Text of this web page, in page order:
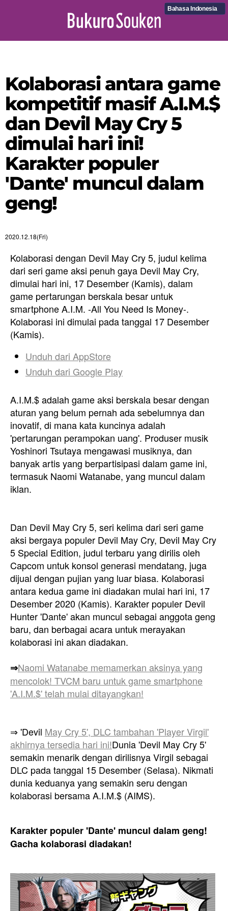
Bahasa Indonesia
Kolaborasi antara game
kompetitif masif A.I.M.$
dan Devil May Cry 5
dimulai hari ini!
Karakter populer
'Dante' muncul dalam
geng!
2020.12.18(Fri)
Kolaborasi dengan Devil May Cry 5, judul kelima
dari seri game aksi penuh gaya Devil May Cry,
dimulai hari ini, 17 Desember (Kamis), dalam
game pertarungan berskala besar untuk
smartphone A.I.M. -All You Need Is Money-.
Kolaborasi ini dimulai pada tanggal 17 Desember
(Kamis).
Unduh dari AppStore
Unduh dari Google Play
A.I.M.$ adalah game aksi berskala besar dengan
aturan yang belum pernah ada sebelumnya dan
inovatif, di mana kata kuncinya adalah
'pertarungan perampokan uang'. Produser musik
Yoshinori Tsutaya mengawasi musiknya, dan
banyak artis yang berpartisipasi dalam game ini,
termasuk Naomi Watanabe, yang muncul dalam
iklan.
Dan Devil May Cry 5, seri kelima dari seri game
aksi bergaya populer Devil May Cry, Devil May Cry
5 Special Edition, judul terbaru yang dirilis oleh
Capcom untuk konsol generasi mendatang, juga
dijual dengan pujian yang luar biasa. Kolaborasi
antara kedua game ini diadakan mulai hari ini, 17
Desember 2020 (Kamis). Karakter populer Devil
Hunter 'Dante' akan muncul sebagai anggota geng
baru, dan berbagai acara untuk merayakan
kolaborasi ini akan diadakan.
⇒Naomi Watanabe memamerkan aksinya yang
mencolok! TVCM baru untuk game smartphone
'A.I.M.$' telah mulai ditayangkan!
⇒ 'Devil May Cry 5', DLC tambahan 'Player Virgil'
akhirnya tersedia hari ini!Dunia 'Devil May Cry 5'
semakin menarik dengan dirilisnya Virgil sebagai
DLC pada tanggal 15 Desember (Selasa). Nikmati
dunia keduanya yang semakin seru dengan
kolaborasi bersama A.I.M.$ (AIMS).
Karakter populer 'Dante' muncul dalam geng!
Gacha kolaborasi diadakan!